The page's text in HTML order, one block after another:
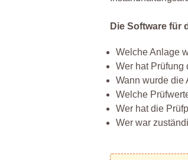
Die Software für
Welche Anlage
Wer hat Prüfung
Wann wurde die
Welche
Wer hat die
Wer war